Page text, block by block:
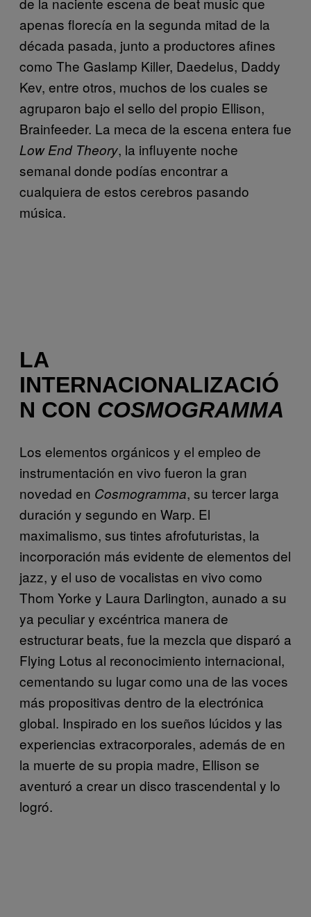
apenas florecía en la segunda mitad de la
década pasada, junto a productores afines
como The Gaslamp Killer, Daedelus, Daddy
Kev, entre otros, muchos de los cuales se
agruparon bajo el sello del propio Ellison,
Brainfeeder. La meca de la escena entera fue
Low End Theory, la influyente noche
semanal donde podías encontrar a
cualquiera de estos cerebros pasando
música.
LA
INTERNACIONALIZACIÓ
N CON COSMOGRAMMA
Los elementos orgánicos y el empleo de
instrumentación en vivo fueron la gran
novedad en Cosmogramma, su tercer larga
duración y segundo en Warp. El
maximalismo, sus tintes afrofuturistas, la
incorporación más evidente de elementos del
jazz, y el uso de vocalistas en vivo como
Thom Yorke y Laura Darlington, aunado a su
ya peculiar y excéntrica manera de
estructurar beats, fue la mezcla que disparó a
Flying Lotus al reconocimiento internacional,
cementando su lugar como una de las voces
más propositivas dentro de la electrónica
global. Inspirado en los sueños lúcidos y las
experiencias extracorporales, además de en
la muerte de su propia madre, Ellison se
aventuró a crear un disco trascendental y lo
logró.